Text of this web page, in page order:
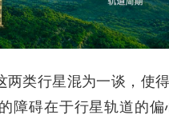
两类行星混为一谈，使
障碍在于行星轨道的